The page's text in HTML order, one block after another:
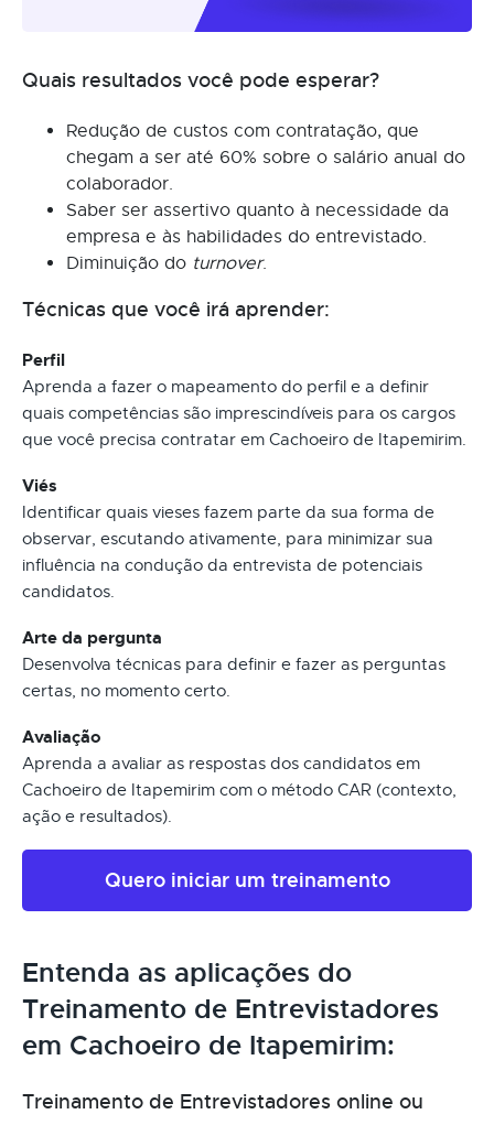
Quais resultados você pode esperar?
Redução de custos com contratação, que
chegam a ser até 60% sobre o salário anual do
colaborador.
Saber ser assertivo quanto à necessidade da
empresa e às habilidades do entrevistado.
Diminuição do turnover.
Técnicas que você irá aprender:
Perfil
Aprenda a fazer o mapeamento do perfil e a definir
quais competências são imprescindíveis para os cargos
que você precisa contratar em Cachoeiro de Itapemirim.
Viés
Identificar quais vieses fazem parte da sua forma de
observar, escutando ativamente, para minimizar sua
influência na condução da entrevista de potenciais
candidatos.
Arte da pergunta
Desenvolva técnicas para definir e fazer as perguntas
certas, no momento certo.
Avaliação
Aprenda a avaliar as respostas dos candidatos em
Cachoeiro de Itapemirim com o método CAR (contexto,
ação e resultados).
Quero iniciar um treinamento
Entenda as aplicações do
Treinamento de Entrevistadores
em Cachoeiro de Itapemirim:
Treinamento de Entrevistadores online ou